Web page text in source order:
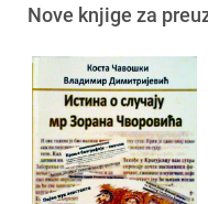
Nove knjige za